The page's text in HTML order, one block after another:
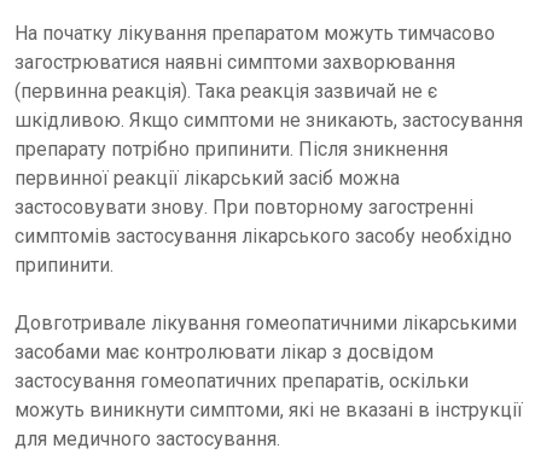
На початку лікування препаратом можуть тимчасово
загострюватися наявні симптоми захворювання
(первинна реакція). Така реакція зазвичай не є
шкідливою. Якщо симптоми не зникають, застосування
препарату потрібно припинити. Після зникнення
первинної реакції лікарський засіб можна
застосовувати знову. При повторному загостренні
симптомів застосування лікарського засобу необхідно
припинити.
Довготривале лікування гомеопатичними лікарськими
засобами має контролювати лікар з досвідом
застосування гомеопатичних препаратів, оскільки
можуть виникнути симптоми, які не вказані в інструкції
для медичного застосування.